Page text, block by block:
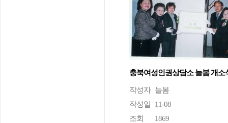
충북여성인권상담소 늘봄 개소
작성자 늘봄
작성일
11-08
조회
1869